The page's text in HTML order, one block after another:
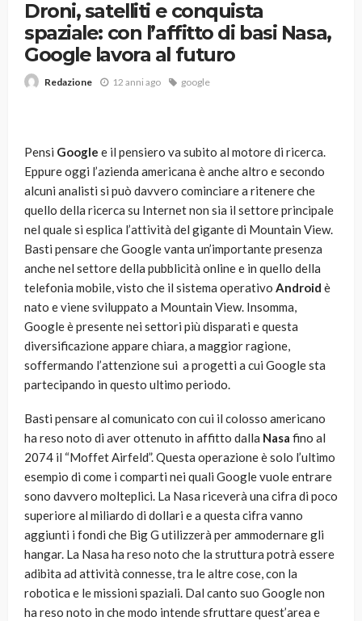
Droni, satelliti e conquista
spaziale: con l’affitto di basi Nasa,
Google lavora al futuro
Redazione 12 anni ago google
Pensi Google e il pensiero va subito al motore di ricerca.
Eppure oggi l’azienda americana è anche altro e secondo
alcuni analisti si può davvero cominciare a ritenere che
quello della ricerca su Internet non sia il settore principale
nel quale si esplica l’attività del gigante di Mountain View.
Basti pensare che Google vanta un’importante presenza
anche nel settore della pubblicità online e in quello della
telefonia mobile, visto che il sistema operativo Android è
nato e viene sviluppato a Mountain View. Insomma,
Google è presente nei settori più disparati e questa
diversificazione appare chiara, a maggior ragione,
soffermando l’attenzione sui a progetti a cui Google sta
partecipando in questo ultimo periodo.
Basti pensare al comunicato con cui il colosso americano
ha reso noto di aver ottenuto in affitto dalla Nasa fino al
2074 il “Moffet Airfeld”. Questa operazione è solo l’ultimo
esempio di come i comparti nei quali Google vuole entrare
sono davvero molteplici. La Nasa riceverà una cifra di poco
superiore al miliardo di dollari e a questa cifra vanno
aggiunti i fondi che Big G utilizzerà per ammodernare gli
hangar. La Nasa ha reso noto che la struttura potrà essere
adibita ad attività connesse, tra le altre cose, con la
robotica e le missioni spaziali. Dal canto suo Google non
ha reso noto in che modo intende sfruttare quest’area e